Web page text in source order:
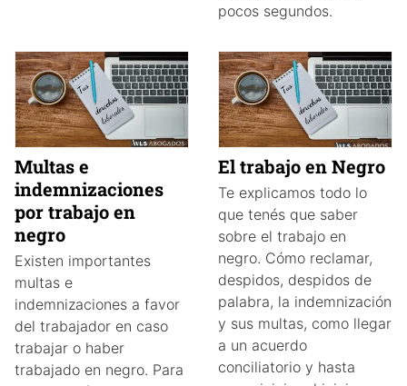
pocos segundos.
Multas e
indemnizaciones
por trabajo en
negro
Existen importantes
multas e
indemnizaciones a favor
del trabajador en caso
trabajar o haber
trabajado en negro. Para
El trabajo en Negro
Te explicamos todo lo
que tenés que saber
sobre el trabajo en
negro. Cómo reclamar,
despidos, despidos de
palabra, la indemnización
y sus multas, como llegar
a un acuerdo
conciliatorio y hasta